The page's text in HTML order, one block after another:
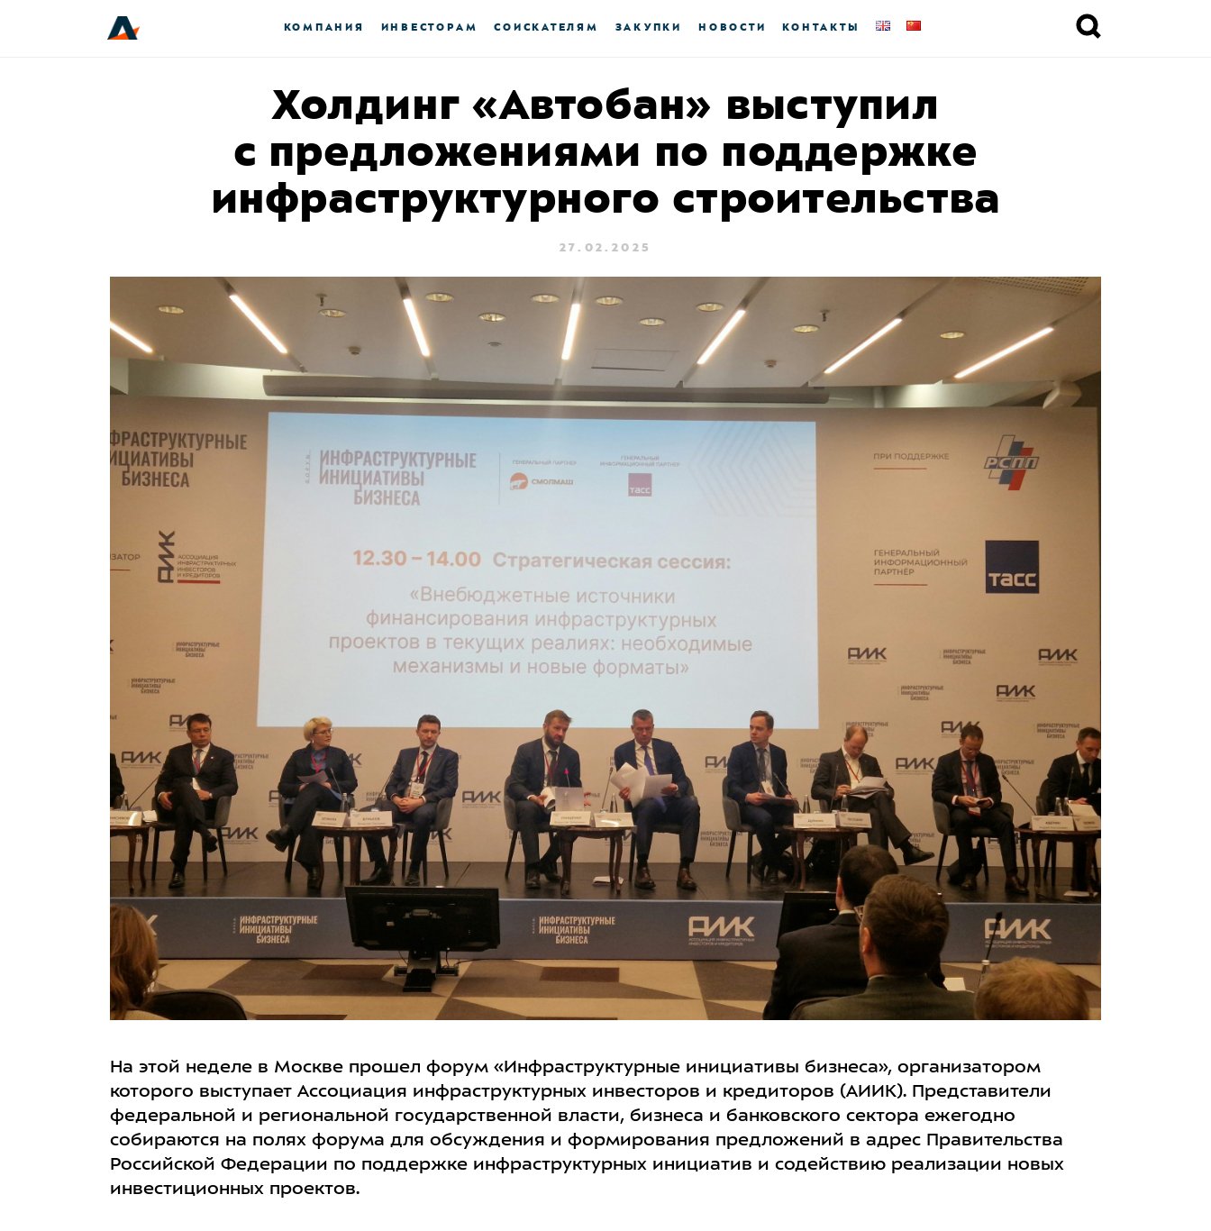
КОМПАНИЯ ИНВЕСТОРАМ СОИСКАТЕЛЯМ ЗАКУПКИ НОВОСТИ КОНТАКТЫ
Холдинг «Автобан» выступил
с предложениями по поддержке
инфраструктурного строительства
27.02.2025
На этой неделе в Москве прошел форум «Инфраструктурные инициативы бизнеса», организатором
которого выступает Ассоциация инфраструктурных инвесторов и кредиторов (АИИК). Представители
федеральной и региональной государственной власти, бизнеса и банковского сектора ежегодно
собираются на полях форума для обсуждения и формирования предложений в адрес Правительства
Российской Федерации по поддержке инфраструктурных инициатив и содействию реализации новых
инвестиционных проектов.